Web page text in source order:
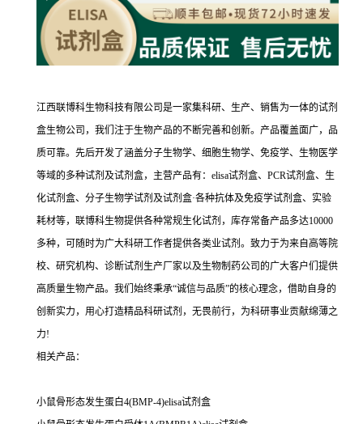
江西联博科生物科技有限公司是一家集科研、生产、销售为一体的试剂
盒生物公司，我们注于生物产品的不断完善和创新。产品覆盖面广，品
质可靠。先后开发了涵盖分子生物学、细胞生物学、免疫学、生物医学
等域的多种试剂及试剂盒，主营产品有：elisa试剂盒、PCR试剂盒、生
化试剂盒、分子生物学试剂及试剂盒·各种抗体及免疫学试剂盒、实验
耗材等，联博科生物提供各种常规生化试剂，库存常备产品多达10000
多种，可随时为广大科研工作者提供各类业试剂。致力于为来自高等院
校、研究机构、诊断试剂生产厂家以及生物制药公司的广大客户们提供
高质量生物产品。我们始终秉承“诚信与品质”的核心理念，借助自身的
创新实力，用心打造精品科研试剂，无畏前行，为科研事业贡献绵薄之
力!
相关产品：
小鼠骨形态发生蛋白4(BMP-4)elisa试剂盒